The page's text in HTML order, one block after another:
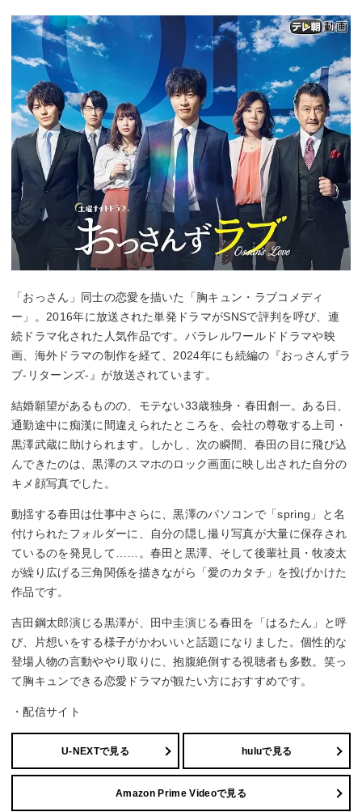
「おっさん」同士の恋愛を描いた「胸キュン・ラブコメディ
ー」。2016年に放送された単発ドラマがSNSで評判を呼び、連
続ドラマ化された人気作品です。パラレルワールドドラマや映
画、海外ドラマの制作を経て、2024年にも続編の『おっさんずラ
ブ-リターンズ-』が放送されています。
結婚願望があるものの、モテない33歳独身・春田創一。ある日、
通勤途中に痴漢に間違えられたところを、会社の尊敬する上司・
黒澤武蔵に助けられます。しかし、次の瞬間、春田の目に飛び込
んできたのは、黒澤のスマホのロック画面に映し出された自分の
キメ顔写真でした。
動揺する春田は仕事中さらに、黒澤のパソコンで「spring」と名
付けられたフォルダーに、自分の隠し撮り写真が大量に保存され
ているのを発見して……。春田と黒澤、そして後輩社員・牧凌太
が繰り広げる三角関係を描きながら「愛のカタチ」を投げかけた
作品です。
吉田鋼太郎演じる黒澤が、田中圭演じる春田を「はるたん」と呼
び、片想いをする様子がかわいいと話題になりました。個性的な
登場人物の言動ややり取りに、抱腹絶倒する視聴者も多数。笑っ
て胸キュンできる恋愛ドラマが観たい方におすすめです。
・配信サイト
U-NEXTで見る huluで見る
Amazon Prime Videoで見る